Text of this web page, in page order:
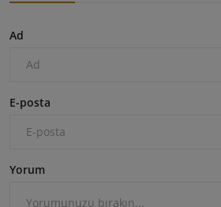
Ad
E-posta
Yorum